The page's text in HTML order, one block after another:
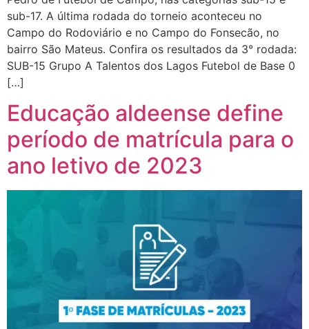
sub-17. A última rodada do torneio aconteceu no
Campo do Rodoviário e no Campo do Fonsecão, no
bairro São Mateus. Confira os resultados da 3° rodada:
SUB-15 Grupo A Talentos dos Lagos Futebol de Base 0
[…]
Educação aldeense define
período de matrícula para o
ano letivo de 2023